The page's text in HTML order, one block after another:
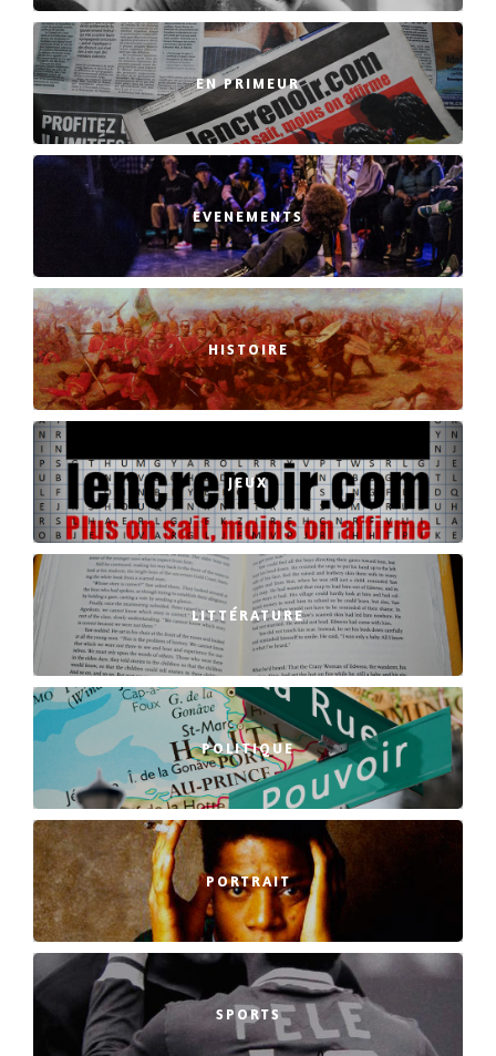
EN PRIMEUR
EVENEMENTS
HISTOIRE
JEUX
LITTÉRATURE
POLITIQUE
PORTRAIT
SPORTS